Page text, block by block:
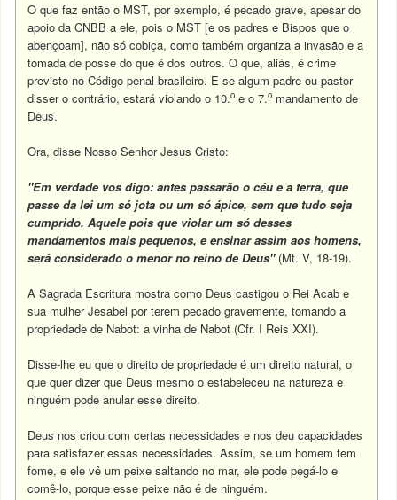
O que faz então o MST, por exemplo, é pecado grave, apesar do
apoio da CNBB a ele, pois o MST [e os padres e Bispos que o
abençoam], não só cobiça, como também organiza a invasão e a
tomada de posse do que é dos outros. O que, aliás, é crime
previsto no Código penal brasileiro. E se algum padre ou pastor
disser o contrário, estará violando o 10.o e o 7.o mandamento de
Deus.
Ora, disse Nosso Senhor Jesus Cristo:
"Em verdade vos digo: antes passarão o céu e a terra, que
passe da lei um só jota ou um só ápice, sem que tudo seja
cumprido. Aquele pois que violar um só desses
mandamentos mais pequenos, e ensinar assim aos homens,
será considerado o menor no reino de Deus"(Mt. V, 18-19).
A Sagrada Escritura mostra como Deus castigou o Rei Acab e
sua mulher Jesabel por terem pecado gravemente, tomando a
propriedade de Nabot: a vinha de Nabot (Cfr. I Reis XXI).
Disse-lhe eu que o direito de propriedade é um direito natural, o
que quer dizer que Deus mesmo o estabeleceu na natureza e
ninguém pode anular esse direito.
Deus nos criou com certas necessidades e nos deu capacidades
para satisfazer essas necessidades. Assim, se um homem tem
fome, e ele vê um peixe saltando no mar, ele pode pegá-lo e
comê-lo, porque esse peixe não é de ninguém.